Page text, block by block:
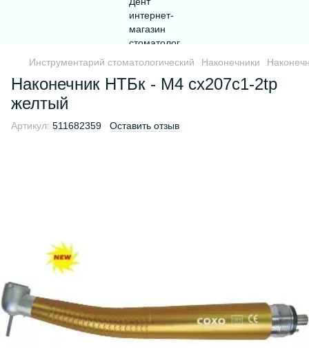
Инструментарий стоматологический Наконечники
Наконечник НТБк - М4 cx207c1-2tp
желтый
Артикул: 511682359 Оставить отзыв